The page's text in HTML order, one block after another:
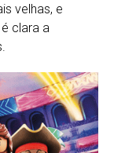
velhas, e
clara a